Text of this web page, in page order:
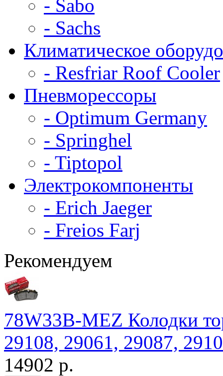
- Sabo
- Sachs
Климатическое
- Resfriar Roof Cooler
Пневморессоры
- Optimum Germany
- Springhel
- Tiptopol
Электрокомпоненты
- Erich Jaeger
- Freios Farj
Рекомендуем
78W33B-MEZ Колодки
29108, 29061, 29087,
14902 р.